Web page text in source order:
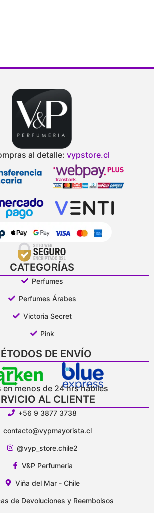
al detalle: vypstore.cl
CATEGORÍAS
Perfumes
Perfumes Árabes
Victoria Secret
Pink
DE ENVÍO
en menos de 24 hrs hábiles
AL CLIENTE
+56 9 3877 3738
contacto@vypmayorista.cl
@vyp_store.chile2
V&P Perfumeria
Viña del Mar - Chile
de Devoluciones y Reembolsos